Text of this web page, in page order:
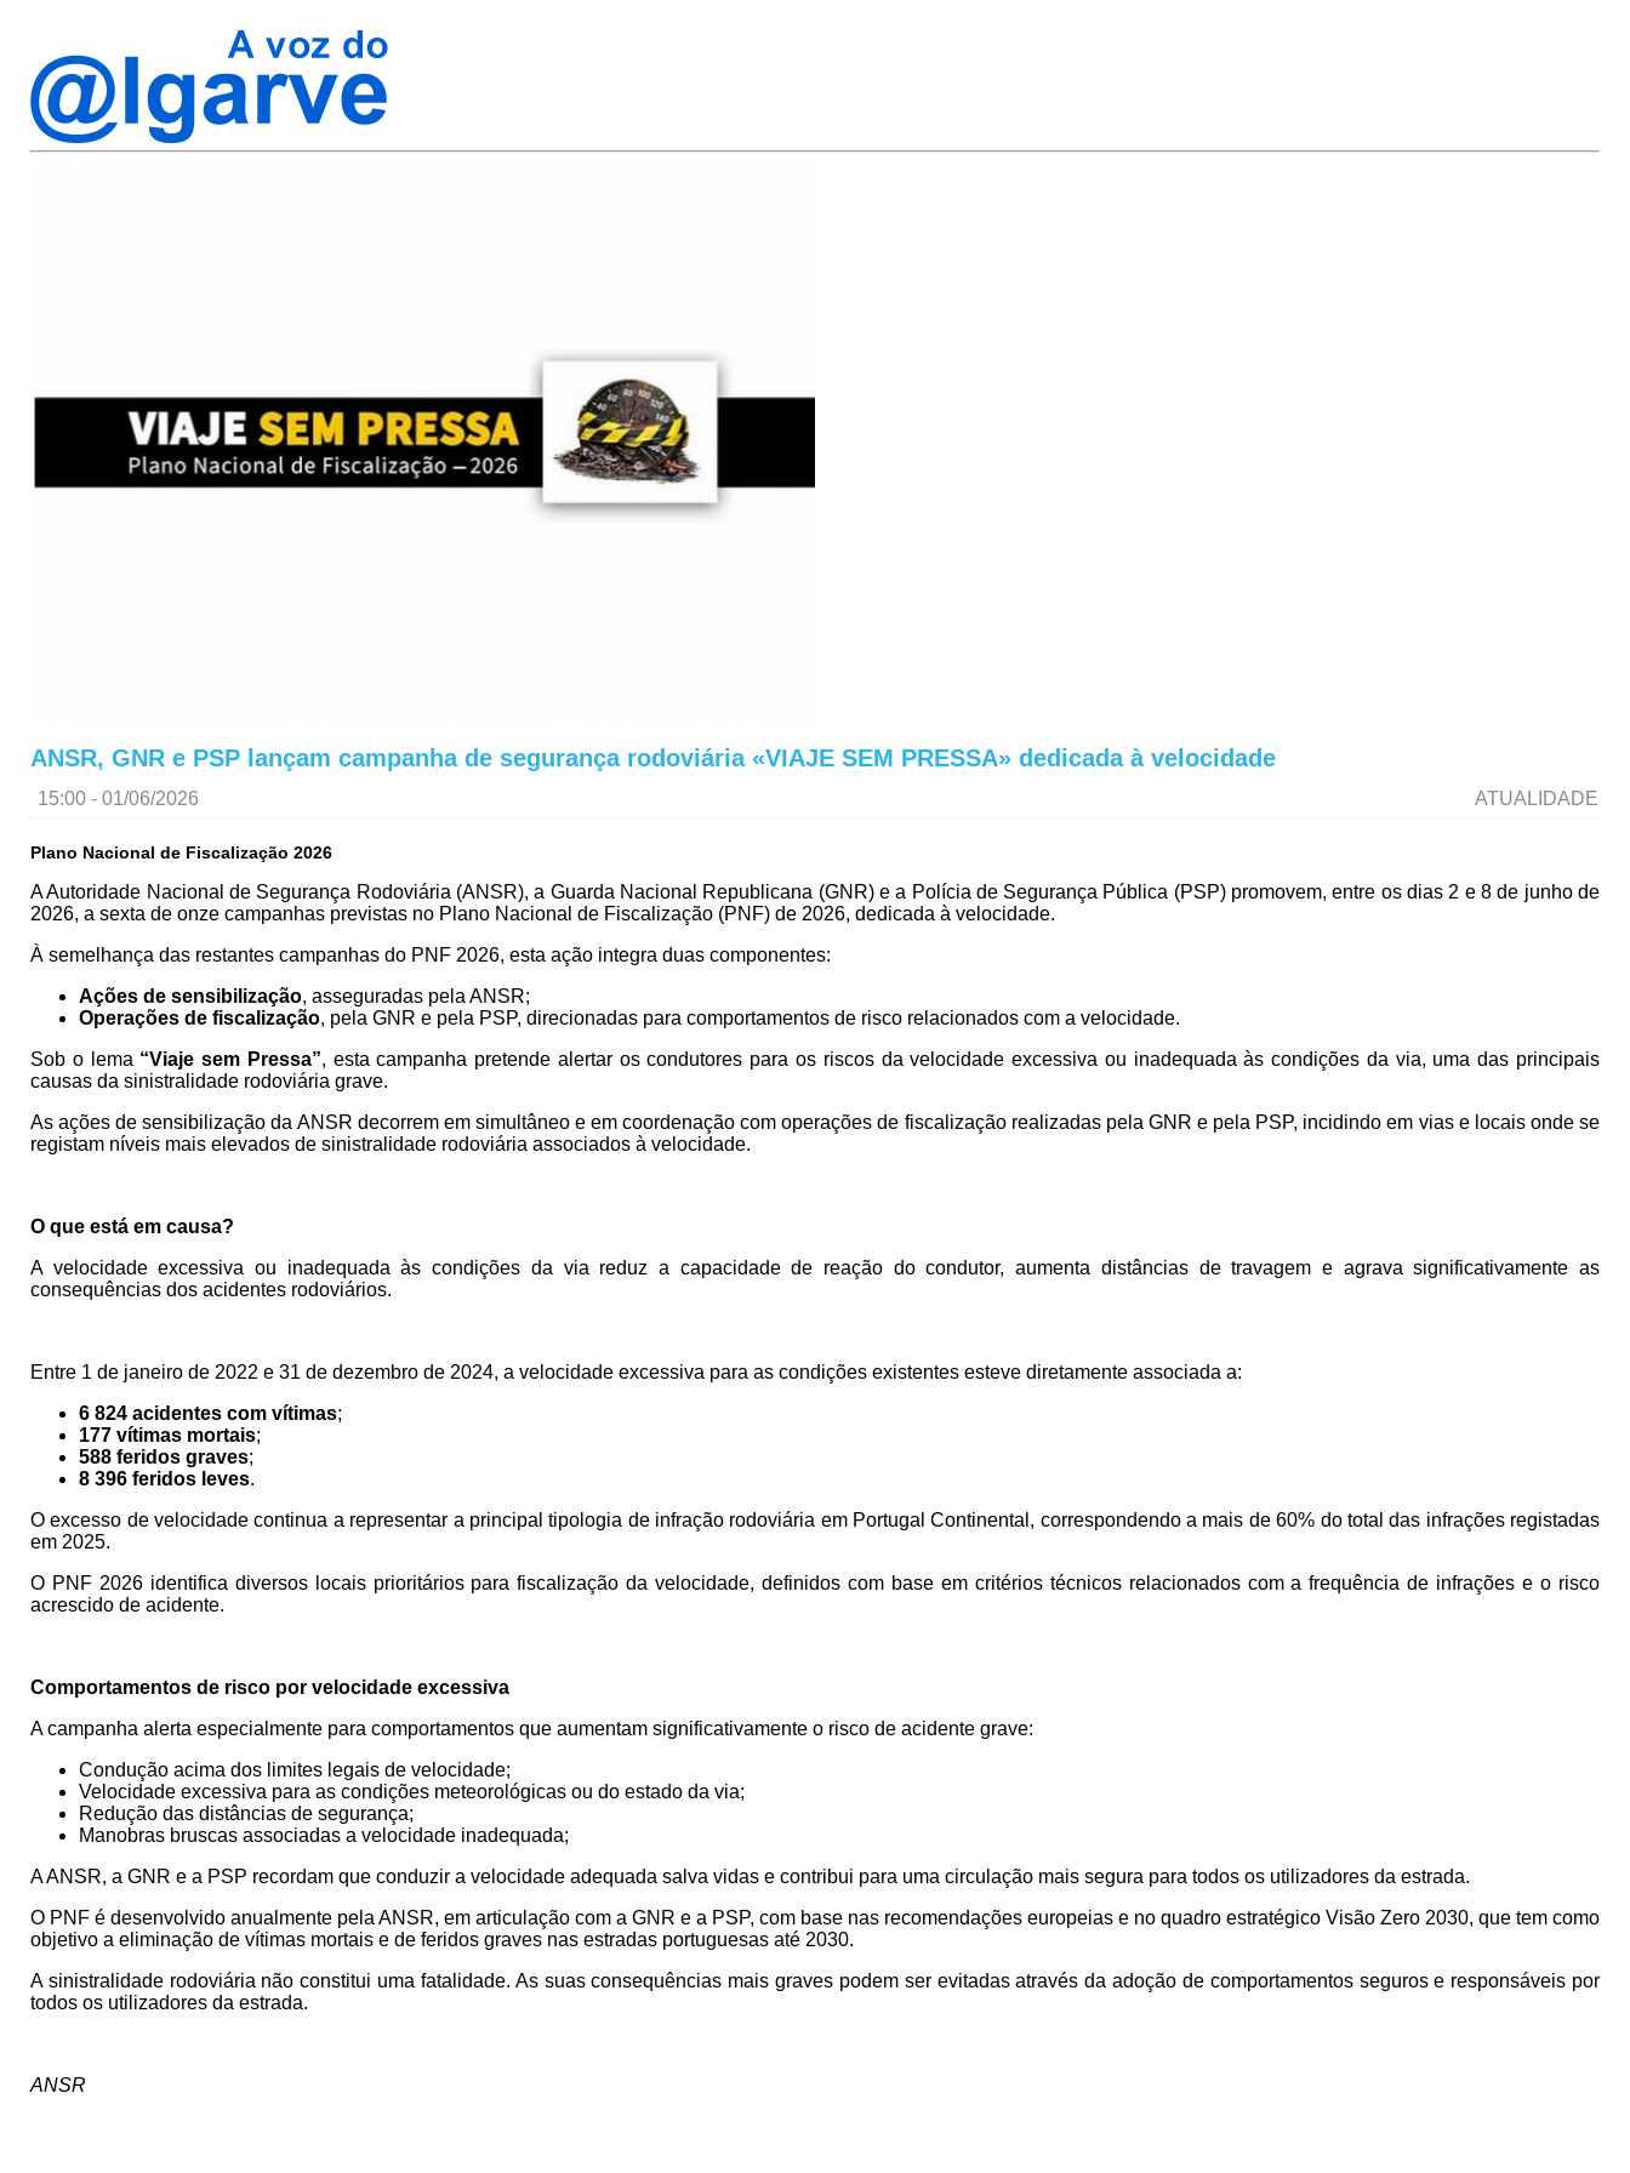
ANSR, GNR e PSP lançam campanha de segurança rodoviária «VIAJE SEM PRESSA» dedicada à velocidade
15:00 - 01/06/2026 ATUALIDADE
Plano Nacional de Fiscalização 2026
A Autoridade Nacional de Segurança Rodoviária (ANSR), a Guarda Nacional Republicana (GNR) e a Polícia de Segurança Pública (PSP) promovem, entre os dias 2 e 8 de junho de
2026, a sexta de onze campanhas previstas no Plano Nacional de Fiscalização (PNF) de 2026, dedicada à velocidade.
À semelhança das restantes campanhas do PNF 2026, esta ação integra duas componentes:
Ações de sensibilização, asseguradas pela ANSR;
Operações de fiscalização, pela GNR e pela PSP, direcionadas para comportamentos de risco relacionados com a velocidade.
Sob o lema “Viaje sem Pressa”, esta campanha pretende alertar os condutores para os riscos da velocidade excessiva ou inadequada às condições da via, uma das principais
causas da sinistralidade rodoviária grave.
As ações de sensibilização da ANSR decorrem em simultâneo e em coordenação com operações de fiscalização realizadas pela GNR e pela PSP, incidindo em vias e locais onde se
registam níveis mais elevados de sinistralidade rodoviária associados à velocidade.
O que está em causa?
A velocidade excessiva ou inadequada às condições da via reduz a capacidade de reação do condutor, aumenta distâncias de travagem e agrava significativamente as
consequências dos acidentes rodoviários.
Entre 1 de janeiro de 2022 e 31 de dezembro de 2024, a velocidade excessiva para as condições existentes esteve diretamente associada a:
6 824 acidentes com vítimas;
177 vítimas mortais;
588 feridos graves;
8 396 feridos leves.
O excesso de velocidade continua a representar a principal tipologia de infração rodoviária em Portugal Continental, correspondendo a mais de 60% do total das infrações registadas
em 2025.
O PNF 2026 identifica diversos locais prioritários para fiscalização da velocidade, definidos com base em critérios técnicos relacionados com a frequência de infrações e o risco
acrescido de acidente.
Comportamentos de risco por velocidade excessiva
A campanha alerta especialmente para comportamentos que aumentam significativamente o risco de acidente grave:
Condução acima dos limites legais de velocidade;
Velocidade excessiva para as condições meteorológicas ou do estado da via;
Redução das distâncias de segurança;
Manobras bruscas associadas a velocidade inadequada;
A ANSR, a GNR e a PSP recordam que conduzir a velocidade adequada salva vidas e contribui para uma circulação mais segura para todos os utilizadores da estrada.
O PNF é desenvolvido anualmente pela ANSR, em articulação com a GNR e a PSP, com base nas recomendações europeias e no quadro estratégico Visão Zero 2030, que tem como
objetivo a eliminação de vítimas mortais e de feridos graves nas estradas portuguesas até 2030.
A sinistralidade rodoviária não constitui uma fatalidade. As suas consequências mais graves podem ser evitadas através da adoção de comportamentos seguros e responsáveis por
todos os utilizadores da estrada.
ANSR